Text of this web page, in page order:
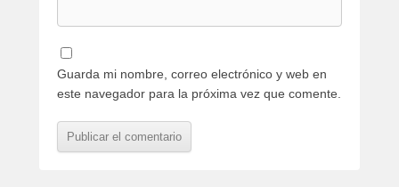
Guarda mi nombre, correo electrónico y web en
este navegador para la próxima vez que comente.